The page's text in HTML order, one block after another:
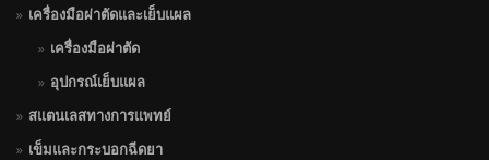
เครื่องมือผ่าตัดและเย็บแผล
เครื่องมือผ่าตัด
อุปกรณ์เย็บแผล
สแตนเลสทางการแพทย์
เข็มและกระบอกฉีดยา